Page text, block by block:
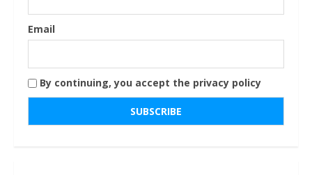
Email
By continuing, you accept the privacy policy